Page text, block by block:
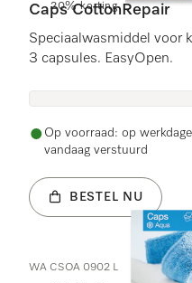
20% korting
Caps CottonRepair
Speciaalwasmiddel voor
3 capsules. EasyOpen.
Op voorraad: op
vandaag verstuurd
BESTEL NU
WA CSOA 0902 L